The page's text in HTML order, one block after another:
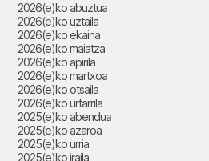
2026(e)ko abuztua
2026(e)ko uztaila
2026(e)ko ekaina
2026(e)ko maiatza
2026(e)ko apirila
2026(e)ko martxoa
2026(e)ko otsaila
2026(e)ko urtarrila
2025(e)ko abendua
2025(e)ko azaroa
2025(e)ko urria
2025(e)ko iraila